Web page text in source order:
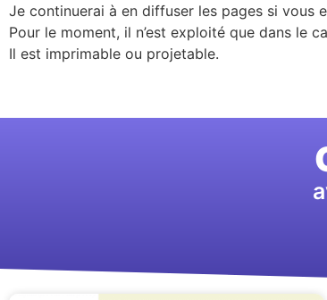
Je continuerai à en diffuser les pages si vous
Pour le moment, il n’est exploité que dans le
Il est imprimable ou projetable.